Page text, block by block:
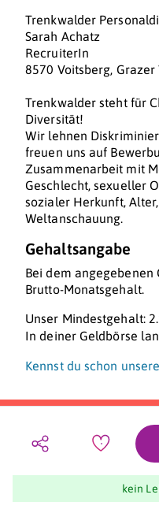
Trenkwalder
Sarah Achatz
RecruiterIn
8570 Voitsberg,
Trenkwalder steht für
Diversität!
Wir lehnen
freuen uns auf
Zusammenarbeit mit
Geschlecht, sexueller
sozialer Herkunft,
Weltanschauung.
Gehaltsangabe
Bei dem
Brutto-Monatsgehalt.
Unser Mindestgehalt:
In deiner Geldbörse
Kennst du schon
kein